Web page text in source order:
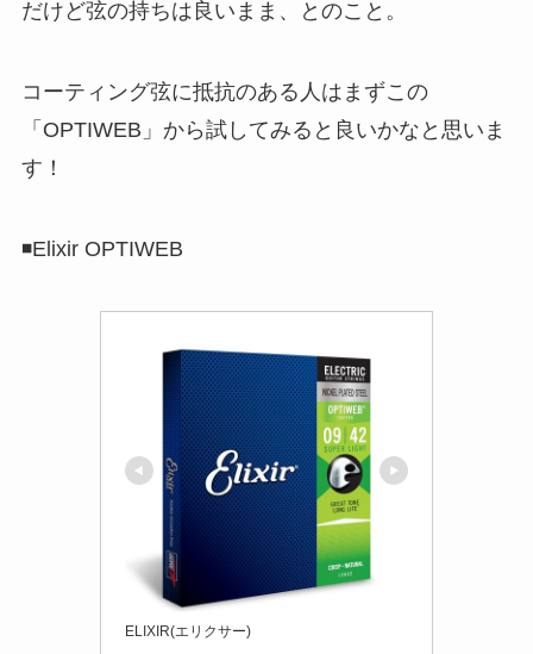
だけど弦の持ちは良いまま、とのこと。
コーティング弦に抵抗のある人はまずこの
「OPTIWEB」から試してみると良いかなと思いま
す！
◾️Elixir OPTIWEB
ELIXIR(エリクサー)